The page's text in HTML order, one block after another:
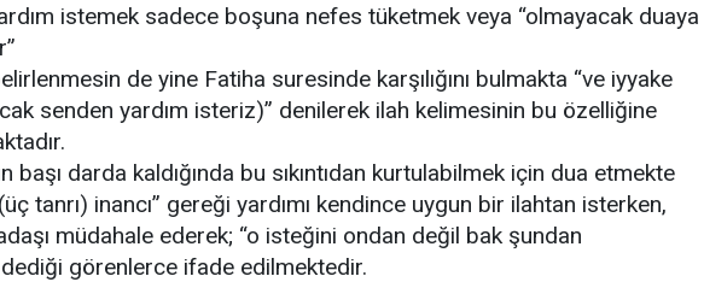
istemek sadece boşuna nefes tüketmek veya “olmayacak duaya
de yine Fatiha suresinde karşılığını bulmakta “ve iyyake
senden yardım isteriz)” denilerek ilah kelimesinin bu özelliğine
başı darda kaldığında bu sıkıntıdan kurtulabilmek için dua etmekte
tanrı) inancı” gereği yardımı kendince uygun bir ilahtan isterken,
müdahale ederek; “o isteğini ondan değil bak şundan
görenlerce ifade edilmektedir.